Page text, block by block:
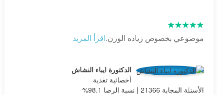
موضوعي بخصوص زياده الوزن.اقرأ المزيد
الدكتورة ايباء النشاش
أخصائية تغذية
الأسئلة المجابة 21366 | نسبة الرضا 98.1%